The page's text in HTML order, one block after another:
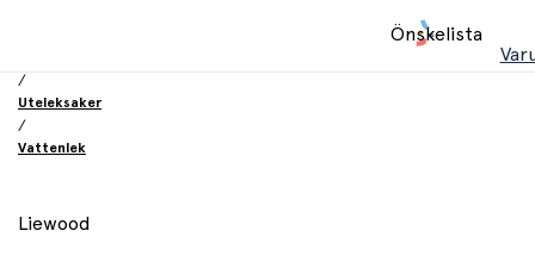
Önskelista
/
Uteleksaker
/
Vattenlek
Liewood